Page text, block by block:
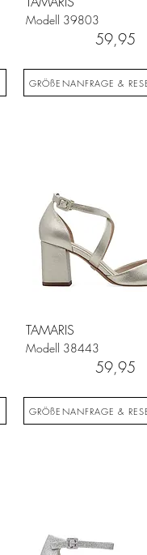
39803
Modell
59,95
GRÖßENANFRAGE &
TAMARIS
38443
Modell
59,95
GRÖßENANFRAGE &